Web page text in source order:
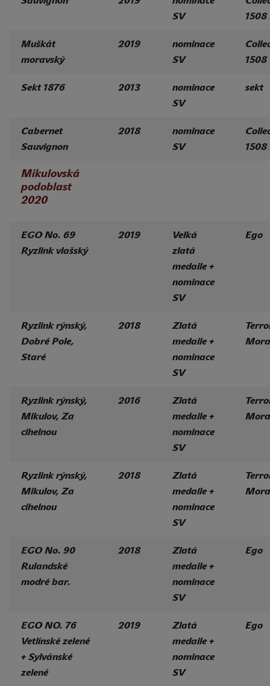
SV
1508
Muškát
moravský
2019
nominace
SV
1508
Sekt 1876 2013
nominace
SV
sekt
Cabernet
Sauvignon
2018
nominace
SV
1508
Mikulovská
podoblast
2020
EGO No. 69
Ryzlink vlašský
2019
Velká
zlatá
medaile +
nominace
SV
Ego
Ryzlink rýnský,
Dobré Pole,
Staré
2018
Zlatá
medaile +
nominace
SV
Ryzlink rýnský,
Mikulov, Za
cihelnou
2016
Zlatá
medaile +
nominace
SV
Ryzlink rýnský,
Mikulov, Za
cihelnou
2018
Zlatá
medaile +
nominace
SV
EGO No. 90
Rulandské
modré bar.
2018
Zlatá
medaile +
nominace
SV
Ego
EGO NO. 76
Vetlínské zelené
+ Sylvánské
zelené
2019
Zlatá
medaile +
nominace
SV
Ego